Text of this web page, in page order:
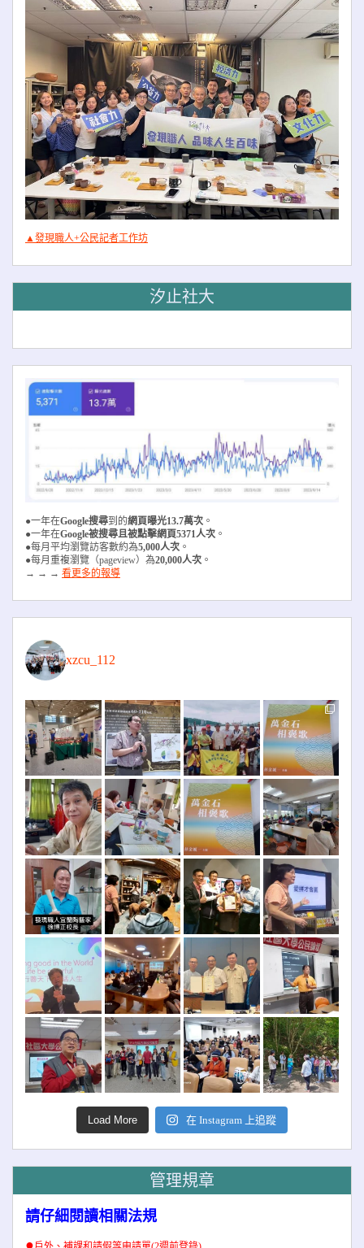
▲發現職人+公民記者工作坊
汐止社大
●一年在Google搜尋到的網頁曝光13.7萬次 。
●一年在Google被搜尋且被點擊網頁5371人次 。
●每月平均瀏覽訪客數約為5,000人次 。
●每月重複瀏覽（pageview）為20,000人次 。
→ → → 看更多的報導
xzcu_112
Load More 在 Instagram 上追蹤
管理規章
請仔細閱讀相關法規